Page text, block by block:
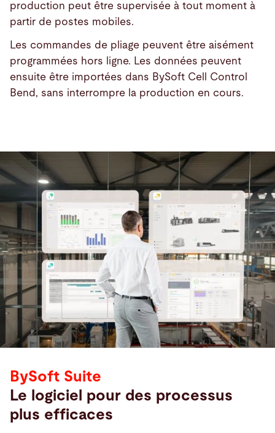
production peut être supervisée à tout moment à
partir de postes mobiles.
Les commandes de pliage peuvent être aisément
programmées hors ligne. Les données peuvent
ensuite être importées dans BySoft Cell Control
Bend, sans interrompre la production en cours.
BySoft Suite
Le logiciel pour des processus
plus efficaces